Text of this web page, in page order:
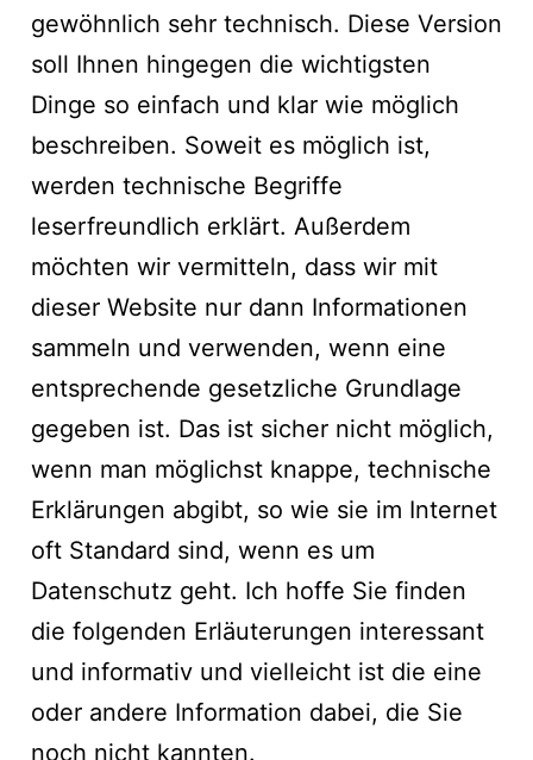
gewöhnlich sehr technisch. Diese Version
soll Ihnen hingegen die wichtigsten
Dinge so einfach und klar wie möglich
beschreiben. Soweit es möglich ist,
werden technische Begriffe
leserfreundlich erklärt. Außerdem
möchten wir vermitteln, dass wir mit
dieser Website nur dann Informationen
sammeln und verwenden, wenn eine
entsprechende gesetzliche Grundlage
gegeben ist. Das ist sicher nicht möglich,
wenn man möglichst knappe, technische
Erklärungen abgibt, so wie sie im Internet
oft Standard sind, wenn es um
Datenschutz geht. Ich hoffe Sie finden
die folgenden Erläuterungen interessant
und informativ und vielleicht ist die eine
oder andere Information dabei, die Sie
noch nicht kannten.